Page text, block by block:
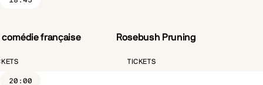
comédie française Rosebush Pruning
VO.ST.FR
TICKETS
20:00